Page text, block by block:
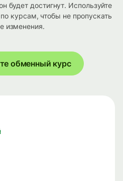
будет достигнут. Используйте
курсам, чтобы не пропускать
изменения.
обменный курс